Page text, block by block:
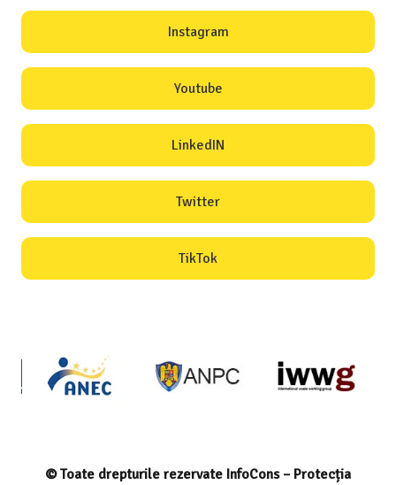
Instagram
Youtube
LinkedIN
Twitter
TikTok
© Toate drepturile rezervate InfoCons – Protecția